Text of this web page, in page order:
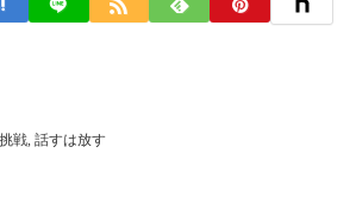
挑戦, 話すは放す